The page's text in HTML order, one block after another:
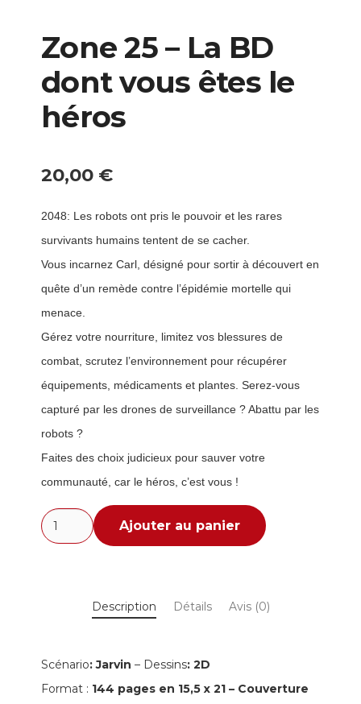
Zone 25 – La BD
dont vous êtes le
héros
20,00 €
2048: Les robots ont pris le pouvoir et les rares
survivants humains tentent de se cacher.
Vous incarnez Carl, désigné pour sortir à découvert en
quête d’un remède contre l’épidémie mortelle qui
menace.
Gérez votre nourriture, limitez vos blessures de
combat, scrutez l’environnement pour récupérer
équipements, médicaments et plantes. Serez-vous
capturé par les drones de surveillance ? Abattu par les
robots ?
Faites des choix judicieux pour sauver votre
communauté, car le héros, c’est vous !
quantité
de
BD
dont
Ajouter au panier
Description Détails Avis (0)
Scénario: Jarvin – Dessins: 2D
Format : 144 pages en 15,5 x 21 – Couverture